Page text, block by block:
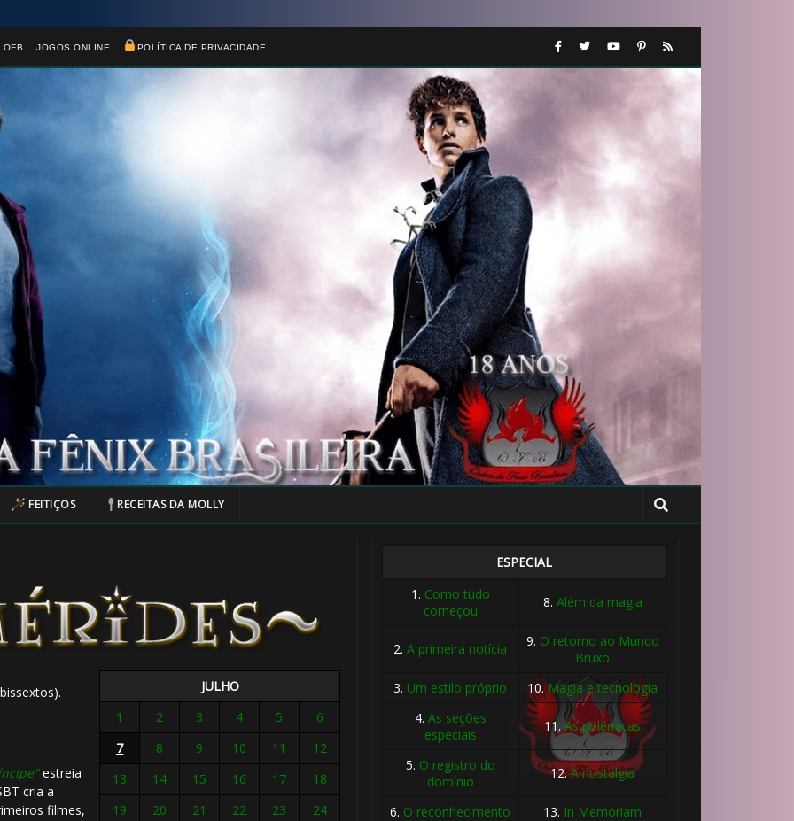
OFB JOGOS ONLINE POLÍTICA DE PRIVACIDADE
FEITIÇOS RECEITAS DA MOLLY
JULHO
1
2 3 4 5
6
7
8 9 10 11
12
13
14 15 16 17
18
19
20 21 22 23
24
estreia
cria a
filmes,
ESPECIAL
1. Como tudo
começou
8. Além da magia
2.A primeira notícia 9. O retorno ao Mundo
Bruxo
3. Um estilo próprio 10.Magia e tecnologia
4. As seções
especiais
11.As polêmicas
5. O registro do
domínio
12.A nostalgia
6. O reconhecimento 13. In Memoriam